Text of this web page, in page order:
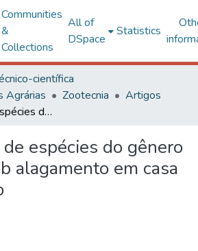
Communities
&
Collections
All of
DSpace
Statistics
científica
Agrárias
Zootecnia
Artigos
Crescimento de espécies do gênero Brachiaria sob alagamento em casa de vegetação
espécies do gênero
alagamento em casa